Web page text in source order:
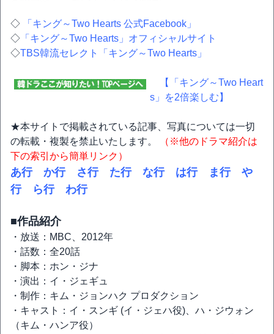
◇ 「キング～Two Hearts 公式Facebook」
◇ 「キング～Two Hearts」オフィシャルサイト
◇TBS韓流セレクト「キング～Two Hearts」
【「キング～Two Heart
s」を2倍楽しむ】
★本サイトで掲載されている記事、写真については一切
の転載・複製を禁止いたします。
（※他のドラマ紹介は
下の索引から簡単リンク）
あ行 か行 さ行 た行 な行 は行 ま行
や
行
ら行 わ行
■作品紹介
・放送：MBC、2012年
・話数：全20話
・脚本：ホン・ジナ
・演出：イ・ジェギュ
・制作：キム・ジョンハク プロダクション
・キャスト：イ・スンギ (イ・ジェハ役)、ハ・ジウォン
（キム・ハンア役）